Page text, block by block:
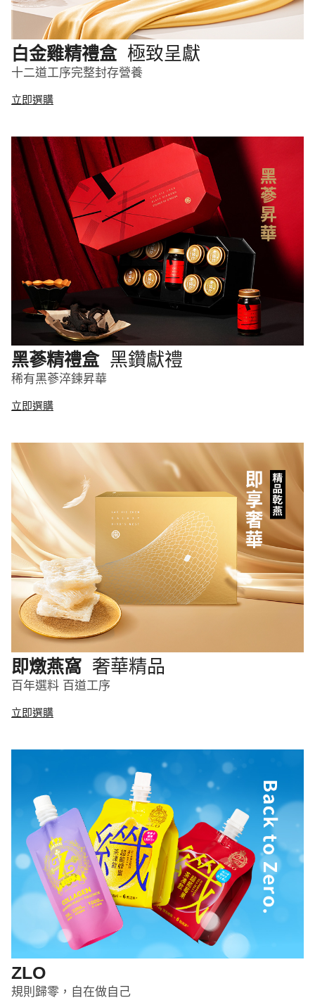
白金雞精禮盒 極致呈獻
十二道工序完整封存營養
立即選購
黑蔘精禮盒 黑鑽獻禮
稀有黑蔘淬鍊昇華
立即選購
即燉燕窩 奢華精品
百年選料 百道工序
立即選購
ZLO
規則歸零，自在做自己